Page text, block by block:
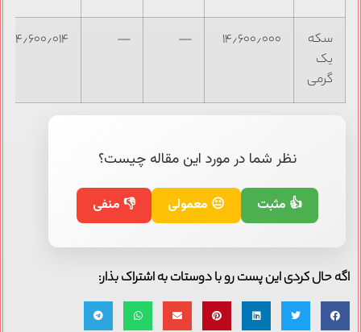
سکه
یک
گرمی
۱۴٫۶۰۰٫۰۰۰ —
— ۱۴٫۶۰۰٫۰۱۴
نظر شما در مورد این مقاله چیست؟
👍 مثبت 😐 معمولی 👎 منفی
اگه حال کردی این پست رو با دوستات به اشتراک بذار: